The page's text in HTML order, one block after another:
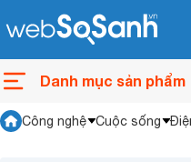
Danh mục sản phẩm
Công nghệ Cuộc sống